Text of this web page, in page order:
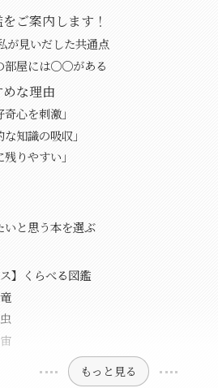
ご案内します！
が見いだした共通点
屋には〇〇がある
な理由
心を刺激」
知識の吸収」
りやすい」
と思う本を選ぶ
】くらべる図鑑
もっと見る